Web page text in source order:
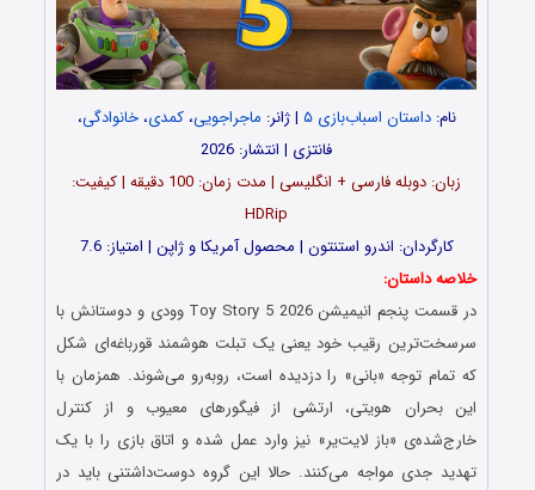
نام:داستان اسباب‌بازی ۵ | ژانر: ماجراجویی،کمدی،خانوادگی،
فانتزی | انتشار: 2026
زبان: دوبله فارسی + انگلیسی | مدت زمان: 100 دقیقه | کیفیت:
HDRip
کارگردان: اندرو استنتون | محصول آمریکا و ژاپن | امتیاز: 7.6
خلاصه داستان:
در قسمت پنجم انیمیشن Toy Story 5 2026 وودی و دوستانش با
سرسخت‌ترین رقیب خود یعنی یک تبلت هوشمند قورباغه‌ای شکل
که تمام توجه «بانی» را دزدیده است، روبه‌رو می‌شوند. همزمان با
این بحران هویتی، ارتشی از فیگورهای معیوب و از کنترل
خارج‌شده‌ی «باز لایت‌یر» نیز وارد عمل شده و اتاق بازی را با یک
تهدید جدی مواجه می‌کنند. حالا این گروه دوست‌داشتنی باید در